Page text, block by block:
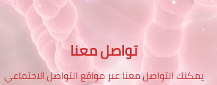
تواصل معنا
يمكنك التواصل معنا عبر مواقع التواصل الاجتماعي